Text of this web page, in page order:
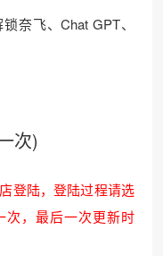
奈飞、Chat GPT、
次)
登陆，登陆过程请选
次，最后一次更新时